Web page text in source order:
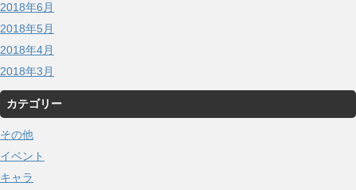
2018年6月
2018年5月
2018年4月
2018年3月
カテゴリー
その他
イベント
キャラ